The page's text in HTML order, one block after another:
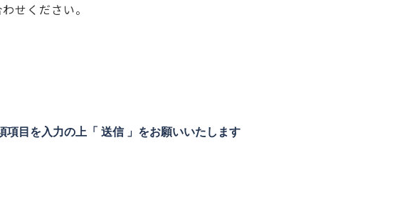
せください。
項目を入力の上「 送信 」をお願いいたします